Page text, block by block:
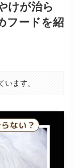
けが治ら
フードを紹
ます。